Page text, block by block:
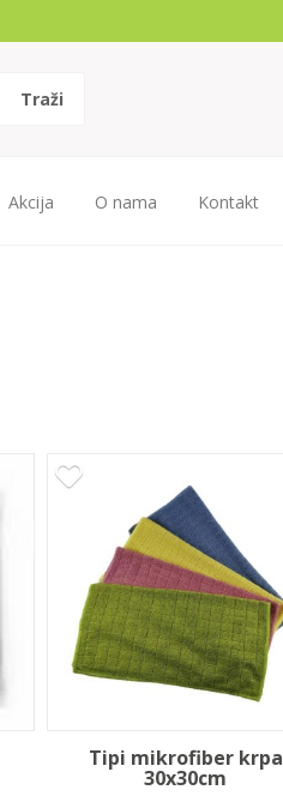
Akcija O nama Kontakt
Tipi mikrofiber krpa
30x30cm